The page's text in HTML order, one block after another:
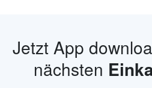
Jetzt App
nächsten